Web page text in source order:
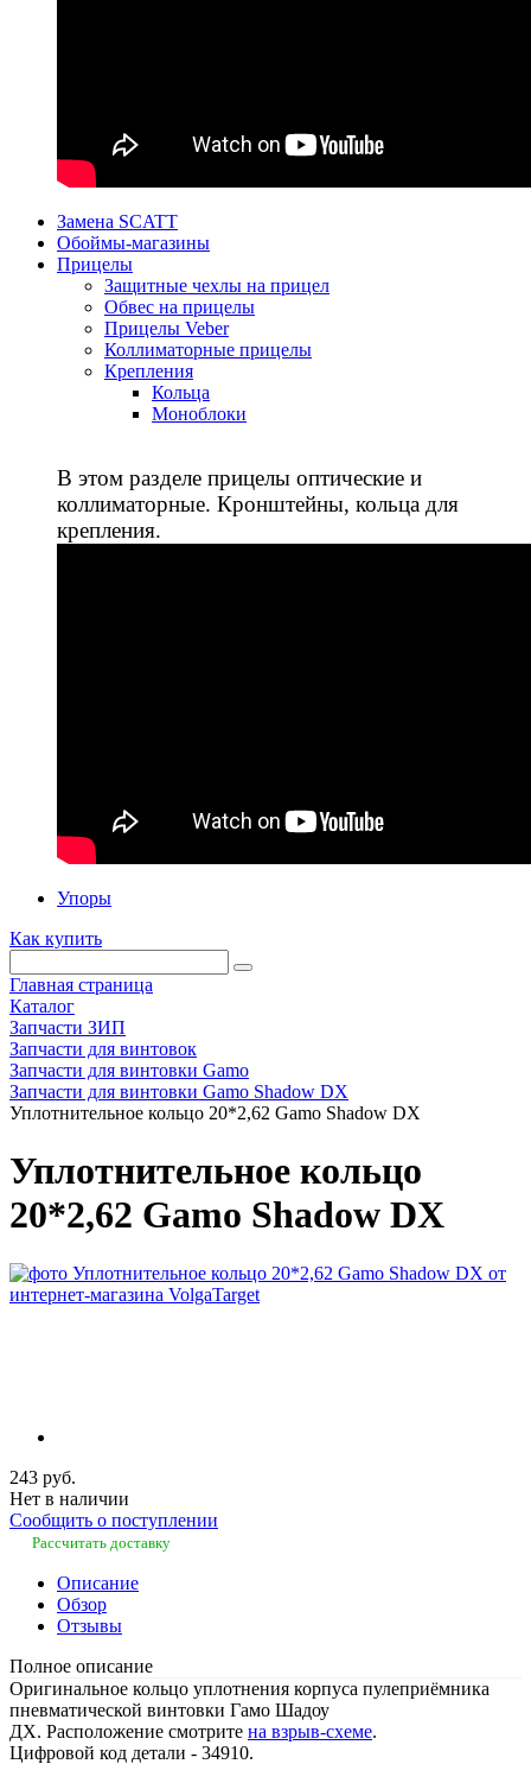
Замена SCATT
Обоймы-магазины
Прицелы
Защитные чехлы на прицел
Обвес на прицелы
Прицелы Veber
Коллиматорные прицелы
Крепления
Кольца
Моноблоки
В этом разделе прицелы оптические и
коллиматорные. Кронштейны, кольца для
крепления.
Упоры
Как купить
Главная страница
Каталог
Запчасти ЗИП
Запчасти для винтовок
Запчасти для винтовки Gamo
Запчасти для винтовки Gamo Shadow DX
Уплотнительное кольцо 20*2,62 Gamo Shadow DX
Уплотнительное кольцо
20*2,62 Gamo Shadow DX
243 руб.
Нет в наличии
Сообщить о поступлении
Рассчитать доставку
Описание
Обзор
Отзывы
Полное описание
Оригинальное кольцо уплотнения корпуса пулеприёмника
пневматической винтовки Гамо Шадоу
ДХ. Расположение смотрите на взрыв-схеме.
Цифровой код детали - 34910.